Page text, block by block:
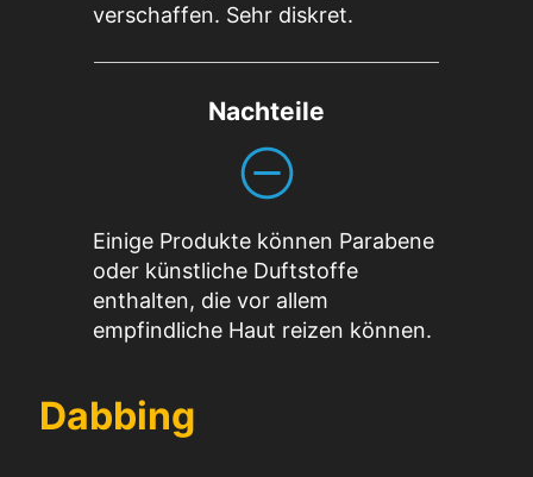
verschaffen. Sehr diskret.
Nachteile
Einige Produkte können Parabene
oder künstliche Duftstoffe
enthalten, die vor allem
empfindliche Haut reizen können.
Dabbing